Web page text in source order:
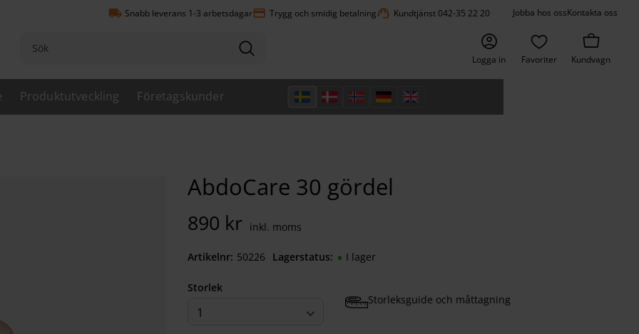
local_shipping Snabb leverans 1-3 arbetsdagarpayment Trygg och smidig betalningsupport_agent Kundtjänst 042-35 22 20 Jobba hos ossKontakta oss
Produktutveckling Företagskunder
Logga in Favoriter Kundvagn
AbdoCare 30 gördel
890 kr
Storlek
1
Storleksguide och måttagning
Lagerstatus I lager
Artikelnr 502260940